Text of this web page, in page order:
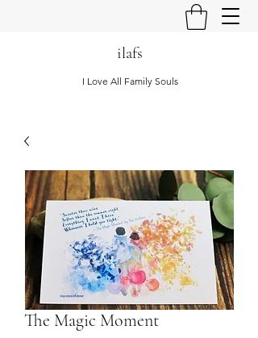
ilafs
I Love All Family Souls
The Magic Moment